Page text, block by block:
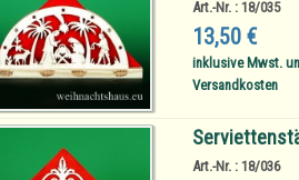
Art.-Nr. : 18/035
13,50 €
inklusive Mwst.
Versandkosten
Art.-Nr. : 18/036